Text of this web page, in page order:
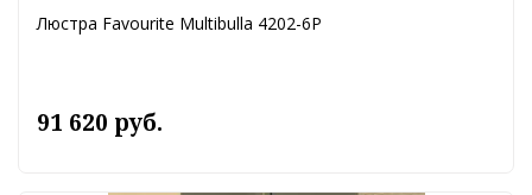
Люстра Favourite Multibulla 4202-6P
91 620 руб.